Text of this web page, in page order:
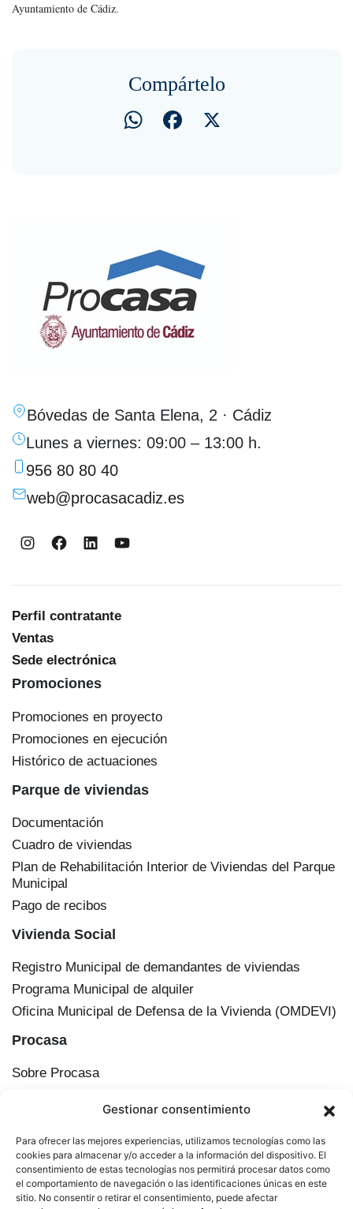
Gestionar consentimiento
Para ofrecer las mejores experiencias, utilizamos tecnologías como las
cookies para almacenar y/o acceder a la información del dispositivo. El
consentimiento de estas tecnologías nos permitirá procesar datos como
el comportamiento de navegación o las identificaciones únicas en este
sitio. No consentir o retirar el consentimiento, puede afectar
Ayuntamiento de Cádiz.
Compártelo
WhatsAppFacebook
Bóvedas de Santa Elena, 2 · Cádiz
Lunes a viernes: 09:00 – 13:00 h.
956 80 80 40
web@procasacadiz.es
Instagram
Facebook
LinkedInYouTube
Perfil contratante
Ventas
Sede electrónica
Promociones
Promociones en proyecto
Promociones en ejecución
Histórico de actuaciones
Parque de viviendas
Documentación
Cuadro de viviendas
Plan de Rehabilitación Interior de Viviendas del Parque
Municipal
Pago de recibos
Vivienda Social
Registro Municipal de demandantes de viviendas
Programa Municipal de alquiler
Oficina Municipal de Defensa de la Vivienda (OMDEVI)
Procasa
Sobre Procasa
Información corporativa
Órganos de administración
Plan Municipal de Vivienda y Suelo de Cádiz
Actualidad
Contacto